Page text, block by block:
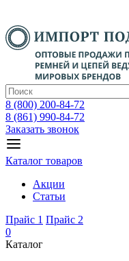
8 (800) 200-84-72
8 (861) 990-84-72
Заказать звонок
Каталог товаров
Акции
Статьи
Прайс 1 Прайс 2
0
Каталог